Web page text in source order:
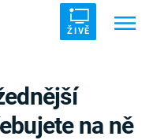
ŽIVĚ
na ně